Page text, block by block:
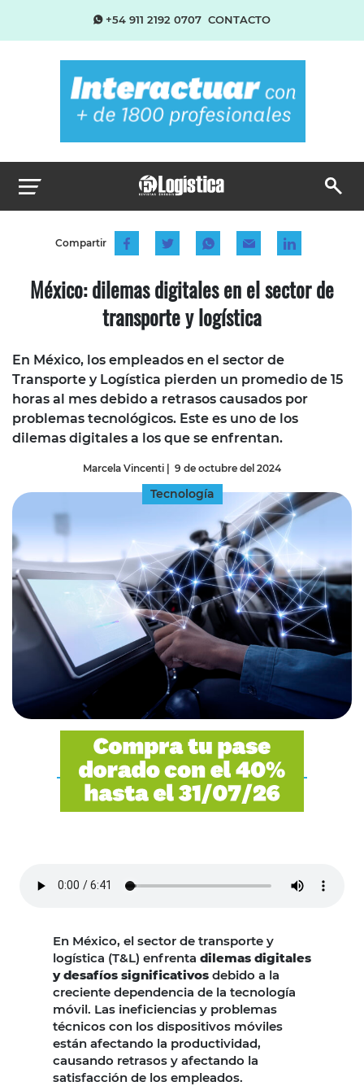
+54 911 2192 0707 CONTACTO
Compartir
México: dilemas digitales en el sector de
transporte y logística
En México, los empleados en el sector de
Transporte y Logística pierden un promedio de 15
horas al mes debido a retrasos causados por
problemas tecnológicos. Este es uno de los
dilemas digitales a los que se enfrentan.
Marcela Vincenti | 9 de octubre del 2024
Tecnología
En México, el sector de transporte y
logística (T&L) enfrenta dilemas digitales
y desafíos significativos debido a la
creciente dependencia de la tecnología
móvil. Las ineficiencias y problemas
técnicos con los dispositivos móviles
están afectando la productividad,
causando retrasos y afectando la
satisfacción de los empleados.